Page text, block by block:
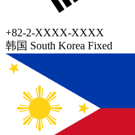
+82-2-XXXX-XXXX
韩国 South Korea Fixed